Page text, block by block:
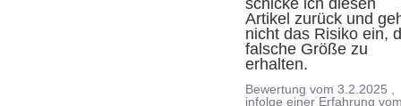
schicke ich diesen
Artikel zurück und
nicht das Risiko ein,
falsche Größe zu
erhalten.
Bewertung vom3.2.2025
infolge einer Erfahrung